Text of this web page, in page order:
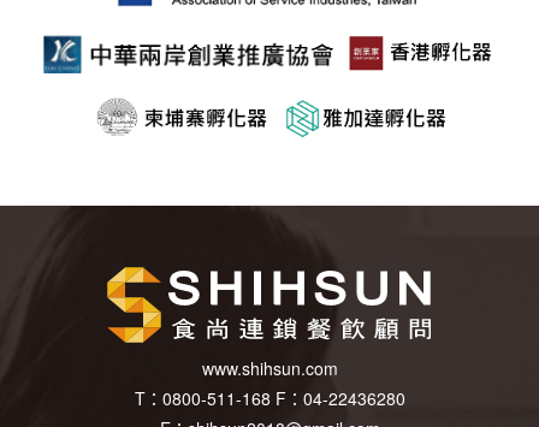
www.shihsun.com
T： 0800-511-168 F： 04-22436280